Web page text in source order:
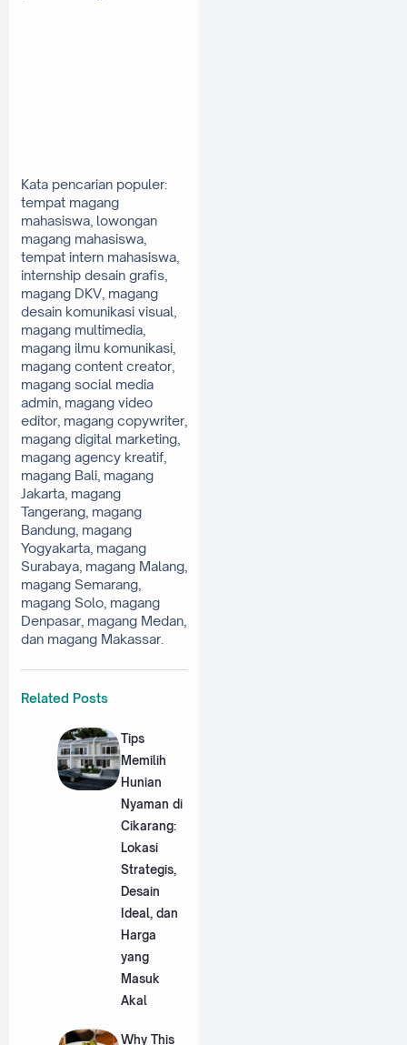
Kata pencarian populer:
tempat magang
mahasiswa, lowongan
magang mahasiswa,
tempat intern mahasiswa,
internship desain grafis,
magang DKV, magang
desain komunikasi visual,
magang multimedia,
magang ilmu komunikasi,
magang content creator,
magang social media
admin, magang video
editor, magang copywriter,
magang digital marketing,
magang agency kreatif,
magang Bali, magang
Jakarta, magang
Tangerang, magang
Bandung, magang
Yogyakarta, magang
Surabaya, magang Malang,
magang Semarang,
magang Solo, magang
Denpasar, magang Medan,
dan magang Makassar.
Related Posts
Tips
Memilih
Hunian
Nyaman di
Cikarang:
Lokasi
Strategis,
Desain
Ideal, dan
Harga
yang
Masuk
Akal
Why This